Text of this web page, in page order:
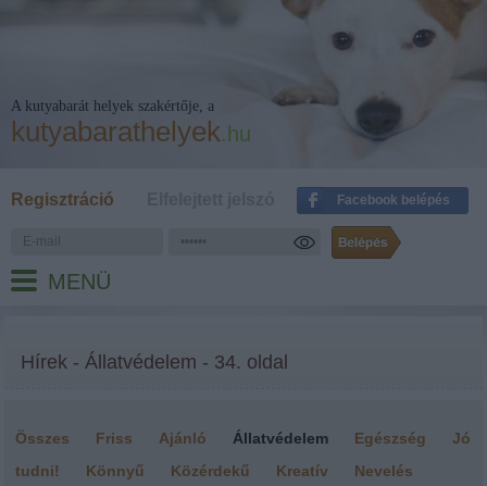
A kutyabarát helyek szakértője, a
kutyabarathelyek.hu
Regisztráció Facebook belépés
MENÜ
Hírek - Állatvédelem - 34. oldal
Összes Friss Ajánló Állatvédelem Egészség
Jó
tudni!
Könnyű Közérdekű Kreatív
Nevelés